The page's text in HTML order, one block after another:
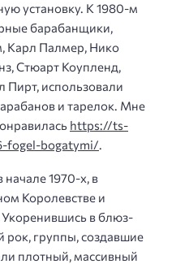
установку. К 1980-м
барабанщики,
Карл Палмер, Нико
Стюарт Коупленд,
использовали
и тарелок. Мне
https://ts-
fogel-bogatymi/.
1970-х, в
Королевстве и
в блюз-
рок, группы, создавшие
плотный, массивный